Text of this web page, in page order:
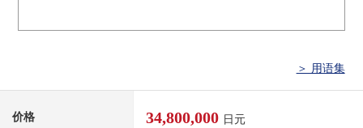
＞ 用语集
价格 34,800,000 日元